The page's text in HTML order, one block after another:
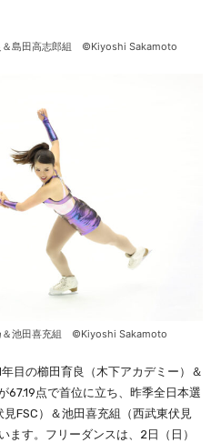
＆島田高志郎組 ©Kiyoshi Sakamoto
＆池田喜充組 ©Kiyoshi Sakamoto
目の櫛田育良（木下アカデミー）＆
67.19点で首位に立ち、昨季全日本選
FSC）＆池田喜充組（西武東伏見
ます。フリーダンスは、2日（日）